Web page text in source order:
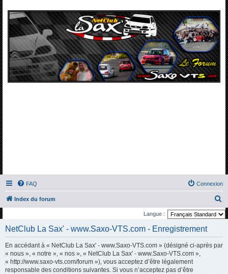
FAQ Connexion
Index du forum
e
Langue :
NetClub La Sax' - www.Saxo-VTS.com - Enregistrement
En accédant à « NetClub La Sax' - www.Saxo-VTS.com » (désigné ci-après par
« nous », « notre », « nos », « NetClub La Sax' - www.Saxo-VTS.com »,
« http://www.saxo-vts.com/forum »), vous acceptez d’être légalement
responsable des conditions suivantes. Si vous n’acceptez pas d’être